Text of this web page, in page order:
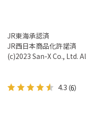
JR東海承認済
JR西日本商品化許諾済
(c)2023 San-X Co., Ltd.
4.3 （6）